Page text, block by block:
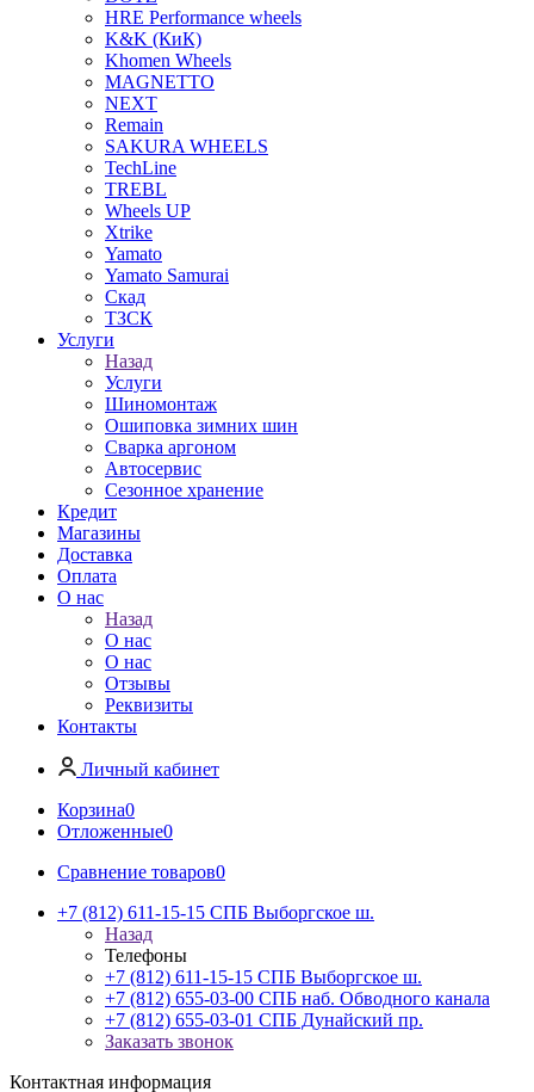
HRE Performance wheels
K&K (КиК)
Khomen Wheels
MAGNETTO
NEXT
Remain
SAKURA WHEELS
TechLine
TREBL
Wheels UP
Xtrike
Yamato
Yamato Samurai
Скад
ТЗСК
Услуги
Назад
Услуги
Шиномонтаж
Ошиповка зимних шин
Сварка аргоном
Автосервис
Сезонное хранение
Кредит
Магазины
Доставка
Оплата
О нас
Назад
О нас
О нас
Отзывы
Реквизиты
Контакты
Личный кабинет
Корзина0
Отложенные0
Сравнение товаров0
+7 (812) 611-15-15 СПБ Выборгское ш.
Назад
Телефоны
+7 (812) 611-15-15 СПБ Выборгское ш.
+7 (812) 655-03-00 СПБ наб. Обводного канала
+7 (812) 655-03-01 СПБ Дунайский пр.
Заказать звонок
Контактная информация